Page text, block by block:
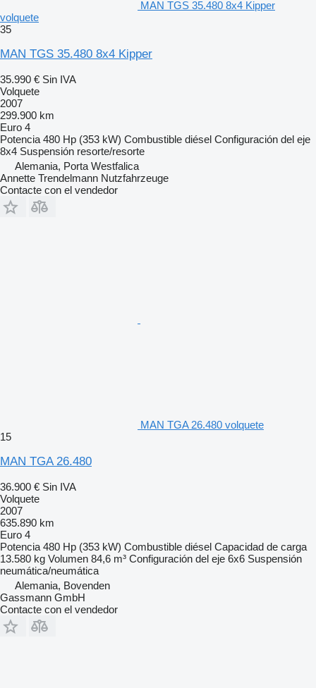
MAN TGS 35.480 8x4 Kipper
volquete
35
MAN TGS 35.480 8x4 Kipper
35.990 € Sin IVA
Volquete
2007
299.900 km
Euro 4
Potencia 480 Hp (353 kW) Combustible diésel Configuración del eje
8x4 Suspensión resorte/resorte
Alemania, Porta Westfalica
Annette Trendelmann Nutzfahrzeuge
Contacte con el vendedor
MAN TGA 26.480 volquete
15
MAN TGA 26.480
36.900 € Sin IVA
Volquete
2007
635.890 km
Euro 4
Potencia 480 Hp (353 kW) Combustible diésel Capacidad de carga
13.580 kg Volumen 84,6 m³ Configuración del eje 6x6 Suspensión
neumática/neumática
Alemania, Bovenden
Gassmann GmbH
Contacte con el vendedor